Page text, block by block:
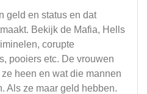
geld en status en dat
Bekijk de Mafia, Hells
corupte
pooiers etc. De vrouwen
heen en wat die mannen
Als ze maar geld hebben.